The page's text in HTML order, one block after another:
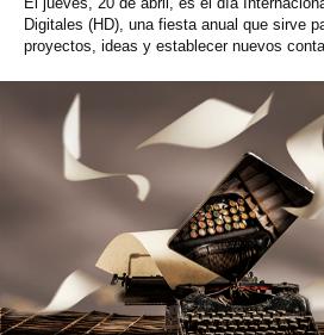
Digitales (HD), una fiesta anual que sirve
proyectos, ideas y establecer nuevos